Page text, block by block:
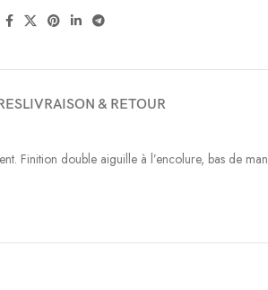
LIVRAISON & RETOUR
Finition double aiguille à l’encolure, bas de